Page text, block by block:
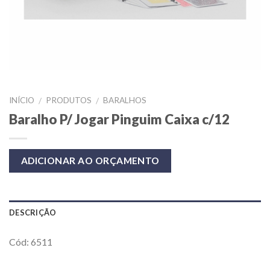
INÍCIO / PRODUTOS / BARALHOS
Baralho P/ Jogar Pinguim Caixa c/12
ADICIONAR AO ORÇAMENTO
DESCRIÇÃO
Cód: 6511